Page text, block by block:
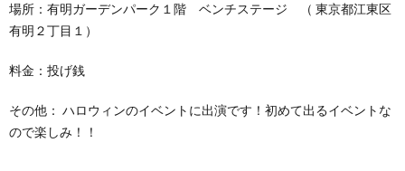
場所：有明ガーデンパーク１階 ベンチステージ （ 東京都江東区
有明２丁目１）
料金：投げ銭
その他： ハロウィンのイベントに出演です！初めて出るイベントな
ので楽しみ！！